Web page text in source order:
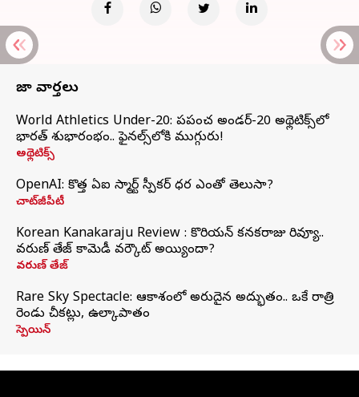
తాజా వార్తలు
World Athletics Under-20: ప్రపంచ అండర్-20 అథ్లెటిక్స్‌లో
భారత్‌ శుభారంభం.. ఫైనల్స్‌లోకి ముగ్గురు!
అథ్లెటిక్స్
OpenAI: కొత్త ఏఐ స్మార్ట్ స్పీకర్ ధర ఎంతో తెలుసా?
చాట్‌జీపీటీ
Korean Kanakaraju Review : కొరియన్ కనకరాజు రివ్యూ..
వరుణ్ తేజ్ కామెడీ వర్కౌట్ అయ్యిందా?
వరుణ్ తేజ్
Rare Sky Spectacle: ఆకాశంలో అరుదైన అద్భుతం.. ఒకే రాత్రి
రెండు చీకట్లు, ఉల్కాపాతం
స్పెయిన్